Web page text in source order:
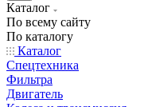
Каталог
По всему сайту
По каталогу
Каталог
Спецтехника
Фильтра
Двигатель